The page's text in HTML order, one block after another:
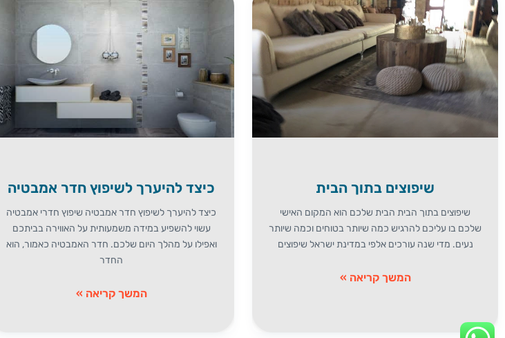
שיפוצים בתוך הבית
שיפוצים בתוך הבית הבית שלכם הוא המקום האישי
שלכם בו עליכם להרגיש כמה שיותר בטוחים וכמה שיותר
נעים. מדי שנה עורכים אלפי במדינת ישראל שיפוצים
המשך קריאה »
כיצד להיערך לשיפוץ חדר אמבטיה
כיצד להיערך לשיפוץ חדר אמבטיה שיפוץ חדרי אמבטיה
עשוי להשפיע במידה משמעותית על האווירה בביתכם
ואפילו על מהלך היום שלכם. חדר האמבטיה כאמור, הוא
החדר
המשך קריאה »